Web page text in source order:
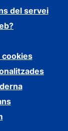
del servei
cookies